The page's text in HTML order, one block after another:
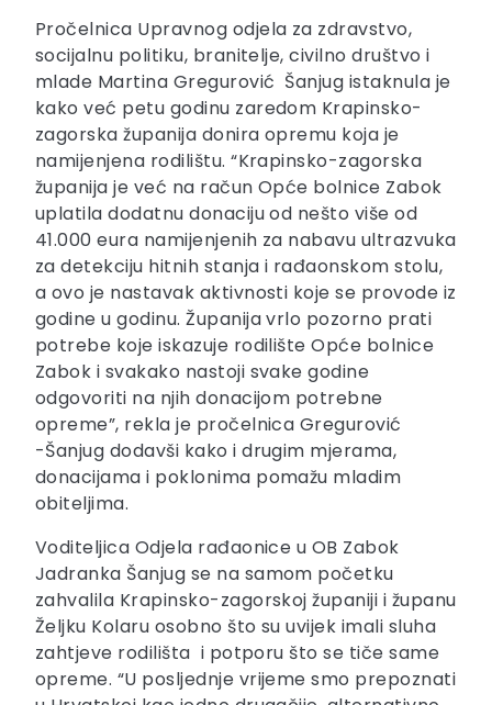
Pročelnica Upravnog odjela za zdravstvo,
socijalnu politiku, branitelje, civilno društvo i
mlade Martina Gregurović Šanjug istaknula je
kako već petu godinu zaredom Krapinsko-
zagorska županija donira opremu koja je
namijenjena rodilištu. “Krapinsko-zagorska
županija je već na račun Opće bolnice Zabok
uplatila dodatnu donaciju od nešto više od
41.000 eura namijenjenih za nabavu ultrazvuka
za detekciju hitnih stanja i rađaonskom stolu,
a ovo je nastavak aktivnosti koje se provode iz
godine u godinu. Županija vrlo pozorno prati
potrebe koje iskazuje rodilište Opće bolnice
Zabok i svakako nastoji svake godine
odgovoriti na njih donacijom potrebne
opreme”, rekla je pročelnica Gregurović
-Šanjug dodavši kako i drugim mjerama,
donacijama i poklonima pomažu mladim
obiteljima.
Voditeljica Odjela rađaonice u OB Zabok
Jadranka Šanjug se na samom početku
zahvalila Krapinsko-zagorskoj županiji i županu
Željku Kolaru osobno što su uvijek imali sluha
zahtjeve rodilišta i potporu što se tiče same
opreme. “U posljednje vrijeme smo prepoznati